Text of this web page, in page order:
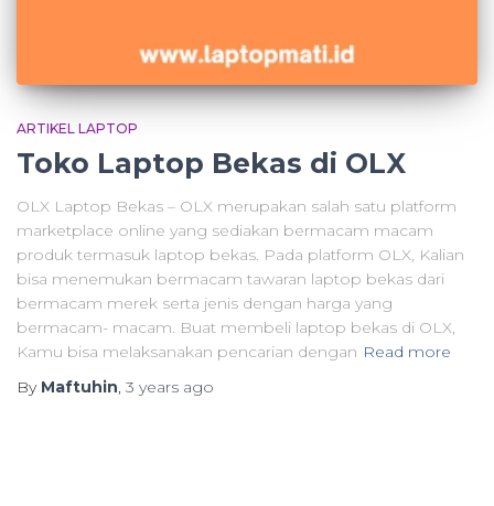
ARTIKEL LAPTOP
Toko Laptop Bekas di OLX
OLX Laptop Bekas – OLX merupakan salah satu platform
marketplace online yang sediakan bermacam macam
produk termasuk laptop bekas. Pada platform OLX, Kalian
bisa menemukan bermacam tawaran laptop bekas dari
bermacam merek serta jenis dengan harga yang
bermacam- macam. Buat membeli laptop bekas di OLX,
Kamu bisa melaksanakan pencarian dengan Read more
By Maftuhin, 3 years ago